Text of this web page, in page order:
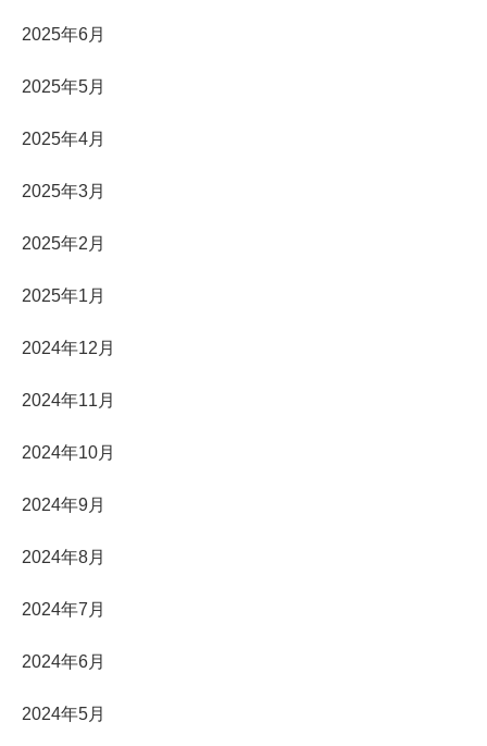
2025年6月
2025年5月
2025年4月
2025年3月
2025年2月
2025年1月
2024年12月
2024年11月
2024年10月
2024年9月
2024年8月
2024年7月
2024年6月
2024年5月